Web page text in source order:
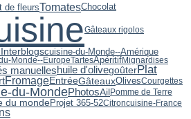
de fleursTomatesChocolat
Gâteaux rigolos
cuisine-du-Monde--Amérique
Monde--EuropeTartesApéritifMignardises
manuelleshuile d'olivegoûterPlat
FromageEntréeGâteauxOlivesCourgettes
du-MondePhotosAilPomme de Terre
du mondeProjet 365-52Citroncuisine-France